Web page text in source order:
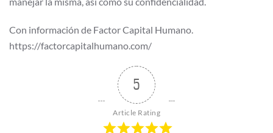
Con información de Factor Capital Humano.
https://factorcapitalhumano.com/
5
Article Rating